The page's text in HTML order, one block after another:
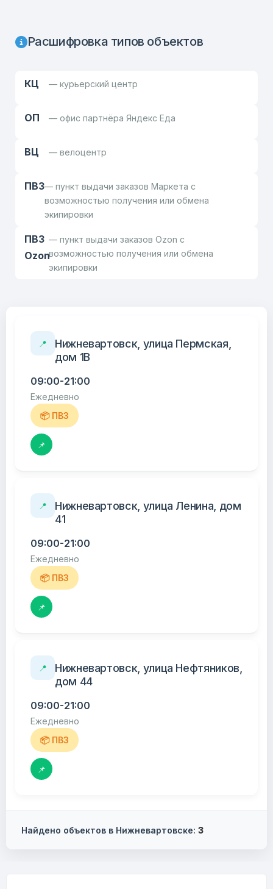
Расшифровка типов объектов
КЦ — курьерский центр
ОП — офис партнёра Яндекс Еда
ВЦ — велоцентр
ПВЗ— пункт выдачи заказов Маркета с
возможностью получения или обмена
экипировки
ПВЗ
Ozon
— пункт выдачи заказов Ozon с
возможностью получения или обмена
экипировки
📍
Нижневартовск, улица Пермская,
дом 1В
09:00-21:00
Ежедневно
📦 ПВЗ
📌
📍
Нижневартовск, улица Ленина, дом
41
09:00-21:00
Ежедневно
📦 ПВЗ
📌
📍
Нижневартовск, улица Нефтяников,
дом 44
09:00-21:00
Ежедневно
📦 ПВЗ
📌
Найдено объектов в Нижневартовске: 3